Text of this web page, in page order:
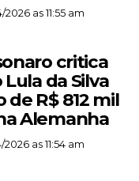
2026 as 11:55 am
critica
da Silva
de R$ 812 mil
Alemanha
2026 as 11:54 am